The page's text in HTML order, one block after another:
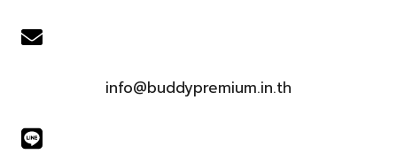
info@buddypremium.in.th